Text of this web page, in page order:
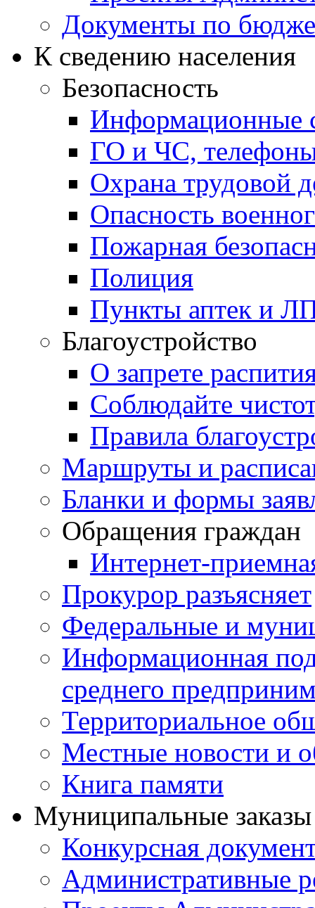
Документы по
К сведению населения
Безопасность
Информационные
ГО и ЧС,
Охрана трудовой
Опасность
Пожарная
Полиция
Пункты аптек и
Благоустройство
О запрете
Соблюдайте
Правила
Маршруты и
Бланки и формы
Обращения граждан
Интернет-
Прокурор разъясняет
Федеральные и
Информационная
среднего
Территориальное
Местные новости и
Книга памяти
Муниципальные
Конкурсная
Административные